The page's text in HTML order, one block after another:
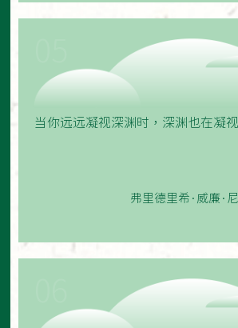
当你远远凝视深渊时，深渊也在凝视
弗里德里希·威廉·尼